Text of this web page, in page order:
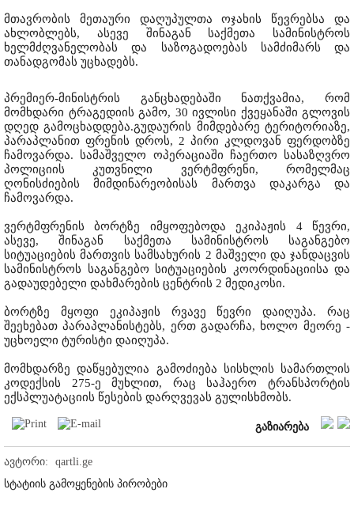
მთავრობის მეთაური დაღუპულთა ოჯახის წევრებსა და
ახლობლებს, ასევე შინაგან საქმეთა სამინისტროს
ხელმძღვანელობას და საზოგადოებას სამძიმარს და
თანადგომას უცხადებს.
პრემიერ-მინისტრის განცხადებაში ნათქვამია, რომ
მომხდარი ტრაგედიის გამო, 30 ივლისი ქვეყანაში გლოვის
დღედ გამოცხადდება.გუდაურის მიმდებარე ტერიტორიაზე,
პარაპლანით ფრენის დროს, 2 პირი კლდოვან ფერდობზე
ჩამოვარდა. სამაშველო ოპერაციაში ჩაერთო სასაზღვრო
პოლიციის კუთვნილი ვერტმფრენი, რომელმაც
ღონისძიების მიმდინარეობისას მართვა დაკარგა და
ჩამოვარდა.
ვერტმფრენის ბორტზე იმყოფებოდა ეკიპაჟის 4 წევრი,
ასევე, შინაგან საქმეთა სამინისტროს საგანგებო
სიტუაციების მართვის სამსახურის 2 მაშველი და ჯანდაცვის
სამინისტროს საგანგებო სიტუაციების კოორდინაციისა და
გადაუდებელი დახმარების ცენტრის 2 მედიკოსი.
ბორტზე მყოფი ეკიპაჟის რვავე წევრი დაიღუპა. რაც
შეეხებათ პარაპლანისტებს, ერთ გადარჩა, ხოლო მეორე -
უცხოელი ტურისტი დაიღუპა.
მომხდარზე დაწყებულია გამოძიება სისხლის სამართლის
კოდექსის 275-ე მუხლით, რაც საჰაერო ტრანსპორტის
ექსპლუატაციის წესების დარღვევას გულისხმობს.
გაზიარება
ავტორი:
qartli.ge
სტატიის გამოყენების პირობები